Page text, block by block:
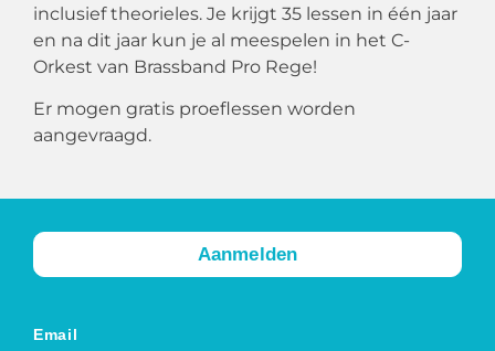
inclusief theorieles. Je krijgt 35 lessen in één jaar
en na dit jaar kun je al meespelen in het C-
Orkest van Brassband Pro Rege!
Er mogen gratis proeflessen worden
aangevraagd.
Aanmelden
Email